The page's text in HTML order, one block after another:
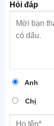
Hỏi đáp
Anh
Chị